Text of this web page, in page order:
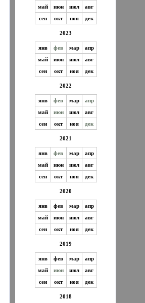
май
июн июл
авг
сен
окт ноя дек
2023
янв фев мар
апр
май
июн июл
авг
сен
окт ноя дек
2022
янв фев мар
апр
май
июн июл
авг
сен
окт ноя дек
2021
янв фев мар
апр
май
июн июл
авг
сен
окт ноя дек
2020
янв фев мар
апр
май
июн июл
авг
сен
окт ноя дек
2019
янв фев мар
апр
май
июн июл
авг
сен
окт ноя дек
2018